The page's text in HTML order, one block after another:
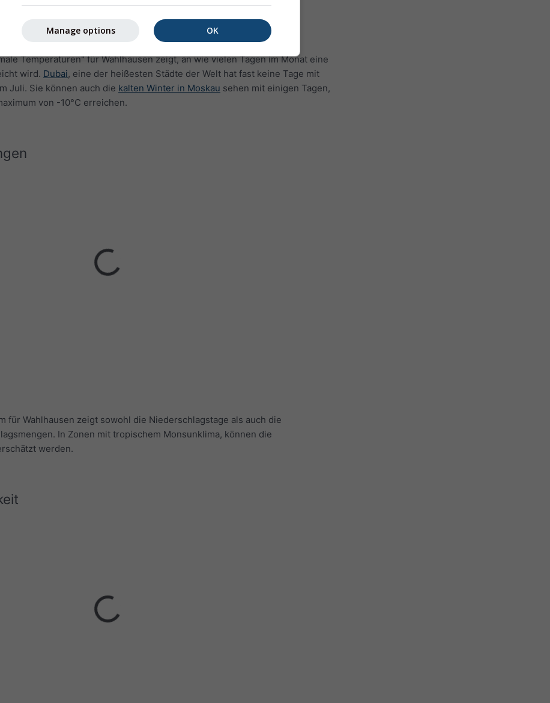
Temperaturen" für Wahlhausen zeigt, an wie vielen Tagen im Monat eine
wird. Dubai, eine der heißesten Städte der Welt hat fast keine Tage mit
Juli. Sie können auch die kalten Winter in Moskau sehen mit einigen Tagen,
von -10°C erreichen.
für Wahlhausen zeigt sowohl die Niederschlagstage als auch die
In Zonen mit tropischem Monsunklima, können die
werden.
OK
Manage options